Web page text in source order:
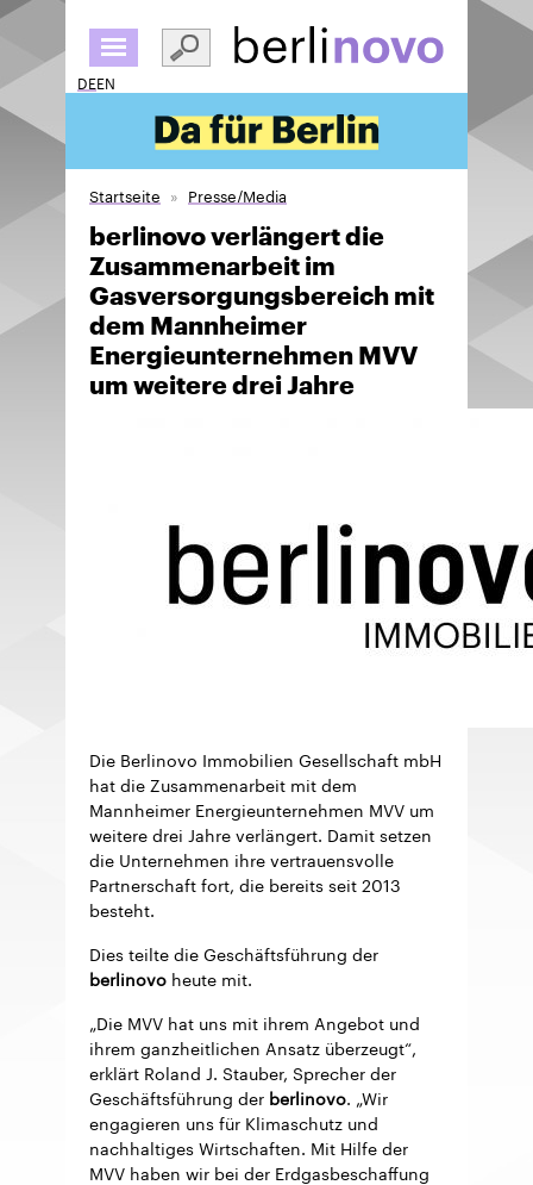
zum
Inhalt
DEEN
Startseite Presse/Media
berlinovo verlängert die
Zusammenarbeit im
Gasversorgungsbereich mit
dem Mannheimer
Energieunternehmen MVV
um weitere drei Jahre
Die Berlinovo Immobilien Gesellschaft mbH
hat die Zusammenarbeit mit dem
Mannheimer Energieunternehmen MVV um
weitere drei Jahre verlängert. Damit setzen
die Unternehmen ihre vertrauensvolle
Partnerschaft fort, die bereits seit 2013
besteht.
Dies teilte die Geschäftsführung der
berlinovo heute mit.
„Die MVV hat uns mit ihrem Angebot und
ihrem ganzheitlichen Ansatz überzeugt“,
erklärt Roland J. Stauber, Sprecher der
Geschäftsführung der berlinovo. „Wir
engagieren uns für Klimaschutz und
nachhaltiges Wirtschaften. Mit Hilfe der
MVV haben wir bei der Erdgasbeschaffung